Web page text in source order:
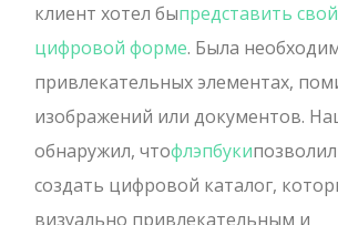
клиент хотел быпредставить
цифровой форме. Была
привлекательных элементах,
изображений или документов.
обнаружил, чтофлэпбуки
создать цифровой каталог,
визуально привлекательным и